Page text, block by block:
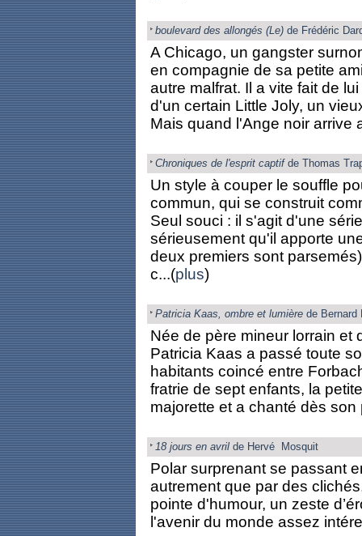
boulevard des allongés (Le)de Frédéric
A Chicago, un gangster
en compagnie de sa petite
autre malfrat. Il a vite fait de
d'un certain Little Joly, un
Mais quand l'Ange noir arrive
Chroniques de l'esprit captifde Thomas
Un style à couper le souffle
commun, qui se construit
Seul souci : il s'agit d'une
sérieusement qu'il apporte
deux premiers sont
c...(plus)
Patricia Kaas, ombre et lumièrede Bernard
Née de père mineur lorrain et
Patricia Kaas a passé toute
habitants coincé entre
fratrie de sept enfants, la
majorette et a chanté dès
18 jours en avrilde Hervé Mosquit
Polar surprenant se passant
autrement que par des
pointe d'humour, un zeste
l'avenir du monde assez